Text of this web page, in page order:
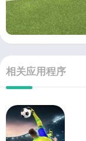
相关应用程序